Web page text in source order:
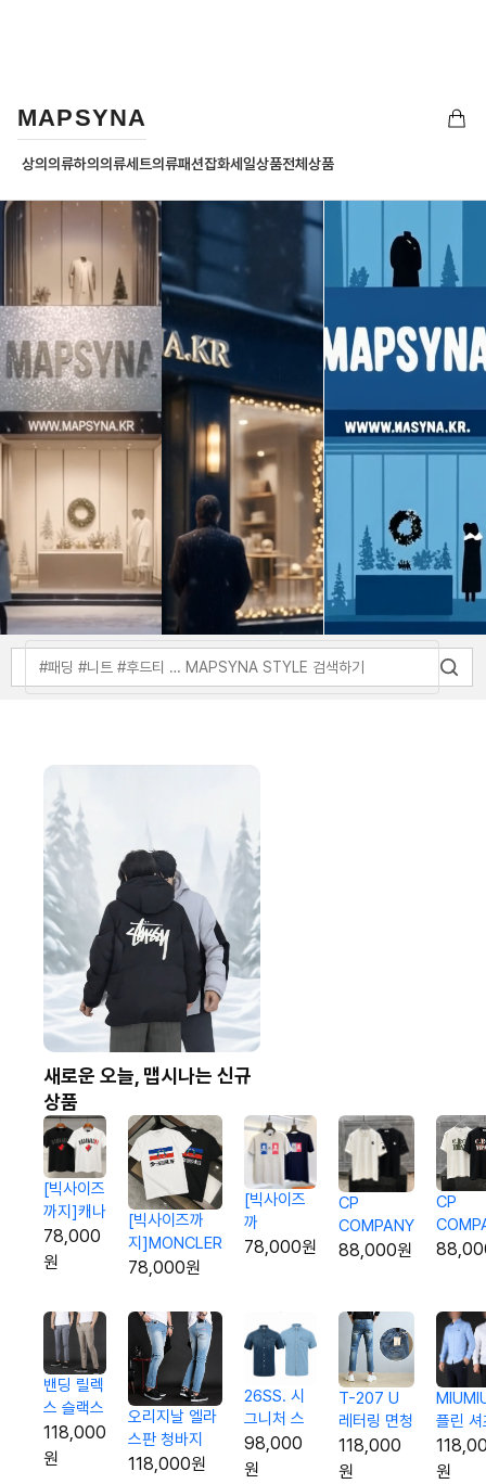
MAPSYNA
상의의류하의의류세트의류패션잡화세일상품전체상품
새로운 오늘, 맵시나는 신규
상품
[빅사이즈
까지]캐나
다 레터링
로고 티셔
78,000
원
[빅사이즈까
지]MONCLER
카모 홀로그램
셔츠
78,000원
[빅사이즈
까
지]PHILPP
78,000원
CP
COMPANY
렌즈 포인트
88,000원
CP
빈티지
밴딩 릴렉
스 슬랙스
118,000
원
오리지날 엘라
스판 청바지
118,000원
26SS. 시
그니처 스
티치 데님
하프셔츠
98,000
원
T-207 U
레터링 면청
바지
118,000
원
플린 셔
원